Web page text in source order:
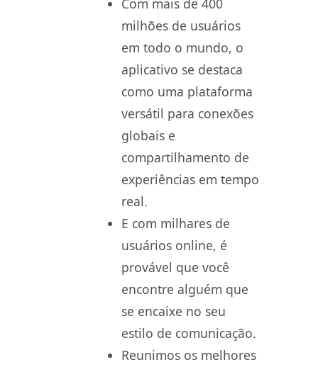
Com mais de 400
milhões de usuários
em todo o mundo, o
aplicativo se destaca
como uma plataforma
versátil para conexões
globais e
compartilhamento de
experiências em tempo
real.
E com milhares de
usuários online, é
provável que você
encontre alguém que
se encaixe no seu
estilo de comunicação.
Reunimos os melhores